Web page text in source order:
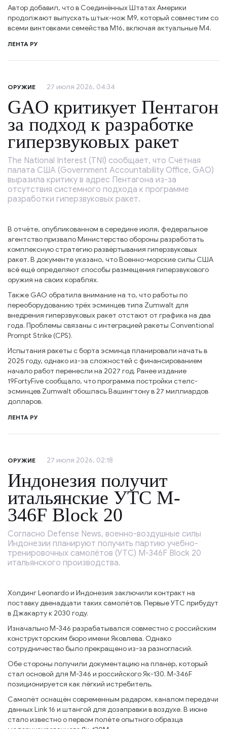
Автор добавил, что в Соединённых Штатах Америки
продолжают выпускать штык-нож M9, который совместим со
всеми винтовками семейства M16, включая актуальные M4.
ЛЕНТА РУ
ОРУЖИЕ 27 июля 2026, 04:34
GAO критикует Пентагон
за подход к разработке
гиперзвуковых ракет
The National Interest (TNI) сообщает, что Счётная
палата США (Government Accountability Office, GAO)
выразила критику в адрес Пентагона из-за
отсутствия системного подхода к программе
разработки гиперзвуковых ракет.
В отчёте, опубликованном в середине июля, федеральное
агентство призвало Министерство обороны разработать
комплексную стратегию развёртывания гиперзвуковых
ракет. В документе указано, что Военно-морские силы США
всё ещё определяют способы размещения гиперзвукового
оружия на своих кораблях.
Также GAO обратила внимание на то, что работы по
переоборудованию трёх эсминцев типа Zumwalt для
внедрения гиперзвуковых ракет отстают от графика на два
года. Проблемы связаны с интеграцией ракеты Conventional
Prompt Strike (CPS).
Испытания ракеты с борта эсминца планировали начать в
2025 году, однако из-за сложностей с финансированием
начало работ перенесли на 2027 год. Ранее издание
19FortyFive сообщало, что программа постройки стелс-
эсминцев Zumwalt обошлась Вашингтону в 27 миллиардов
долларов.
ЛЕНТА РУ
ОРУЖИЕ 27 июля 2026, 02:18
Индонезия получит
итальянские УТС M-
346F Block 20
Согласно Defense News, военно-воздушные силы
Индонезии планируют получить партию учебно-
тренировочных самолётов (УТС) M-346F Block 20
итальянского производства.
Холдинг Leonardo и Индонезия заключили контракт на
поставку двенадцати таких самолётов. Первые УТС прибудут
в Джакарту к 2030 году.
Изначально M-346 разрабатывался совместно с российским
конструкторским бюро имени Яковлева. Однако
сотрудничество было прекращено из-за разногласий.
Обе стороны получили документацию на планер, который
стал основой для M-346 и российского Як-130. M-346F
позиционируется как лёгкий истребитель.
Самолёт оснащён современным радаром, каналом передачи
данных Link 16 и штангой для дозаправки в воздухе. В июне
стало известно о первом полёте опытного образца